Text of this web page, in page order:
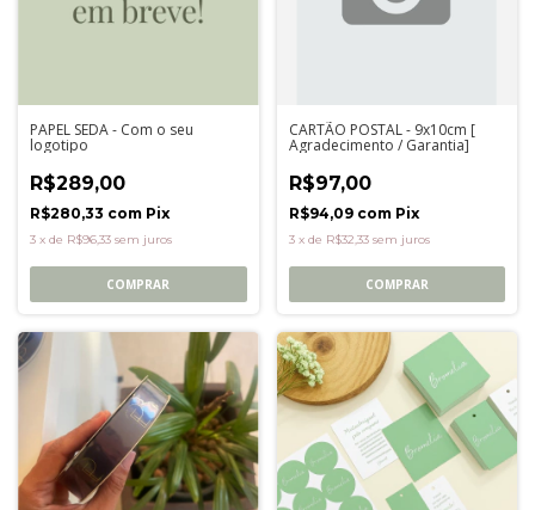
PAPEL SEDA - Com o seu
logotipo
R$289,00
R$280,33 com Pix
3 x de R$96,33 sem juros
COMPRAR
CARTÃO POSTAL - 9x10cm [
Agradecimento / Garantia]
R$97,00
R$94,09 com Pix
3 x de R$32,33 sem juros
COMPRAR